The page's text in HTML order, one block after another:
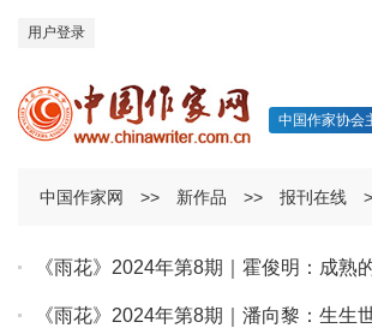
用户登录
中国作家协会
中国作家网 >> 新作品 >> 报刊在线
《雨花》2024年第8期｜霍俊明：成熟
《雨花》2024年第8期｜潘向黎：生生